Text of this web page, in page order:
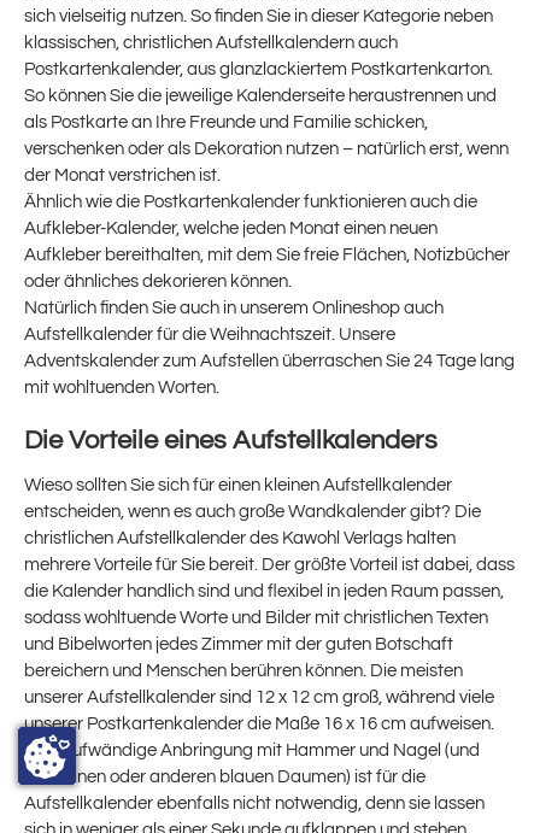
sich vielseitig nutzen. So finden Sie in dieser Kategorie neben
klassischen, christlichen Aufstellkalendern auch
Postkartenkalender, aus glanzlackiertem Postkartenkarton.
So können Sie die jeweilige Kalenderseite heraustrennen und
als Postkarte an Ihre Freunde und Familie schicken,
verschenken oder als Dekoration nutzen – natürlich erst, wenn
der Monat verstrichen ist.
Ähnlich wie die Postkartenkalender funktionieren auch die
Aufkleber-Kalender, welche jeden Monat einen neuen
Aufkleber bereithalten, mit dem Sie freie Flächen, Notizbücher
oder ähnliches dekorieren können.
Natürlich finden Sie auch in unserem Onlineshop auch
Aufstellkalender für die Weihnachtszeit. Unsere
Adventskalender zum Aufstellen überraschen Sie 24 Tage lang
mit wohltuenden Worten.
Die Vorteile eines Aufstellkalenders
Wieso sollten Sie sich für einen kleinen Aufstellkalender
entscheiden, wenn es auch große Wandkalender gibt? Die
christlichen Aufstellkalender des Kawohl Verlags halten
mehrere Vorteile für Sie bereit. Der größte Vorteil ist dabei, dass
die Kalender handlich sind und flexibel in jeden Raum passen,
sodass wohltuende Worte und Bilder mit christlichen Texten
und Bibelworten jedes Zimmer mit der guten Botschaft
bereichern und Menschen berühren können. Die meisten
unserer Aufstellkalender sind 12 x 12 cm groß, während viele
unserer Postkartenkalender die Maße 16 x 16 cm aufweisen.
Eine aufwändige Anbringung mit Hammer und Nagel (und
dem einen oder anderen blauen Daumen) ist für die
Aufstellkalender ebenfalls nicht notwendig, denn sie lassen